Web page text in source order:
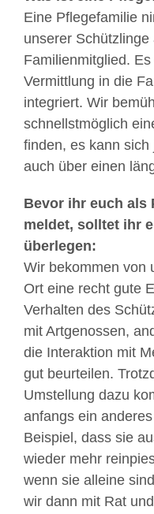
Eine Pflegefamilie
unserer
Familienmitglied.
Vermittlung in die
integriert. Wir
schnellstmöglich
finden, es kann
auch über einen
Bevor ihr euch als
meldet, solltet ihr
überlegen:
Wir bekommen von
Ort eine recht gute
Verhalten des
mit Artgenossen,
die Interaktion mit
gut beurteilen.
Umstellung dazu
anfangs ein
Beispiel, dass sie
wieder mehr
wenn sie alleine
wir dann mit Rat